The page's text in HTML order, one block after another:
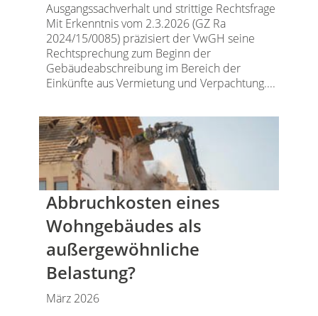
Ausgangssachverhalt und strittige Rechtsfrage
Mit Erkenntnis vom 2.3.2026 (GZ Ra
2024/15/0085) präzisiert der VwGH seine
Rechtsprechung zum Beginn der
Gebäudeabschreibung im Bereich der
Einkünfte aus Vermietung und Verpachtung....
Abbruchkosten eines
Wohngebäudes als
außergewöhnliche
Belastung?
März 2026